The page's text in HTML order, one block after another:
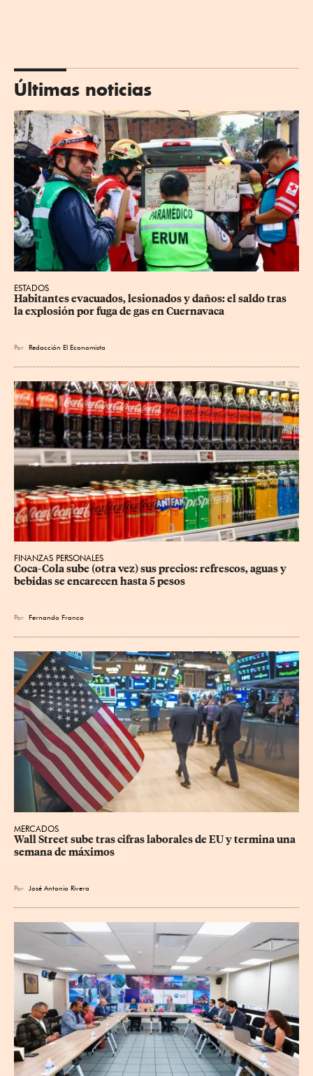
Últimas noticias
ESTADOS
Habitantes evacuados, lesionados y daños: el saldo tras
la explosión por fuga de gas en Cuernavaca
Por Redacción El Economista
FINANZAS PERSONALES
Coca-Cola sube (otra vez) sus precios: refrescos, aguas y
bebidas se encarecen hasta 5 pesos
Por Fernando Franco
MERCADOS
Wall Street sube tras cifras laborales de EU y termina una
semana de máximos
Por José Antonio Rivera